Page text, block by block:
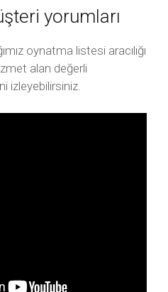
yorumları
oynatma listesi aracılığı
alan değerli
izleyebilirsiniz.